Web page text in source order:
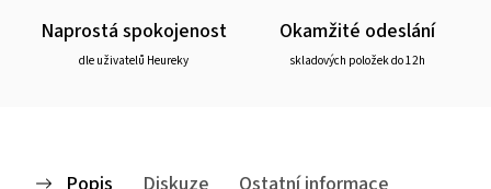
Naprostá spokojenost
dle uživatelů Heureky
Okamžité odeslání
skladových položek do 12h
Popis Diskuze Ostatní informace